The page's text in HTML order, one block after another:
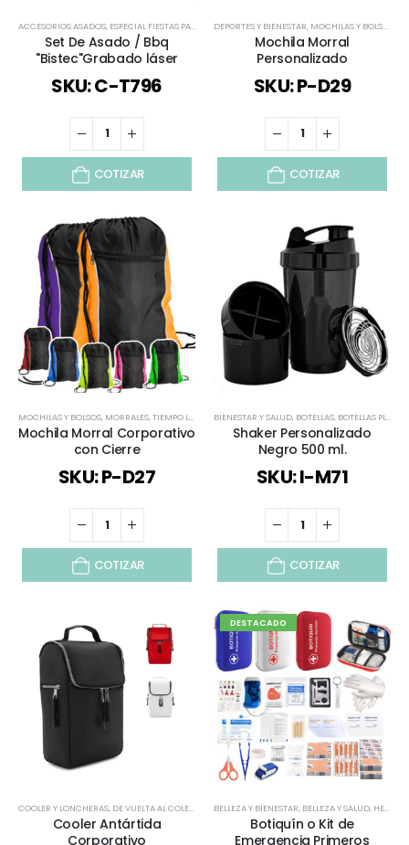
ACCESORIOS ASADOS, ESPECIAL FIESTAS PATRIAS ,NAVIDAD,TIEMPO LIBRE / OUTDOOR ,TODOS
Set De Asado / Bbq
"Bistec"Grabado láser
SKU: C-T796
COTIZAR
DEPORTES Y BIENESTAR, MOCHILAS Y BOLSOS
Mochila Morral
Personalizado
SKU: P-D29
COTIZAR
MOCHILAS Y BOLSOS, MORRALES,TIEMPO LIBRE / OUTDOOR ,TODOS,VERANO,VIAJES Y
Mochila Morral Corporativo
con Cierre
SKU: P-D27
COTIZAR
BIENESTAR Y SALUD, BOTELLAS, BOTELLAS PLÁSTICAS
Shaker Personalizado
Negro 500 ml.
SKU: I-M71
COTIZAR
COOLER Y LONCHERAS, DE VUELTA AL COLEGIO DÍA DEL TRABAJADOR,ESPECIAL DÍA DEL
Cooler Antártida
Corporativo
DESTACADO
BELLEZA Y BIENESTAR, BELLEZA Y SALUD, HERRAMIENTAS
Botiquín o Kit de
Emergencia Primeros